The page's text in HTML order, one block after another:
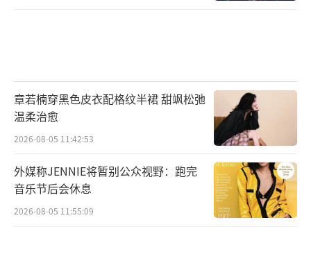
章若楠穿黑色皮衣配格纹半裙 甜飒松弛
温柔治愈
2026-08-05 11:42:53
外媒称JENNIE将暂别公众视野：跑完
音乐节后会休息
2026-08-05 11:55:09